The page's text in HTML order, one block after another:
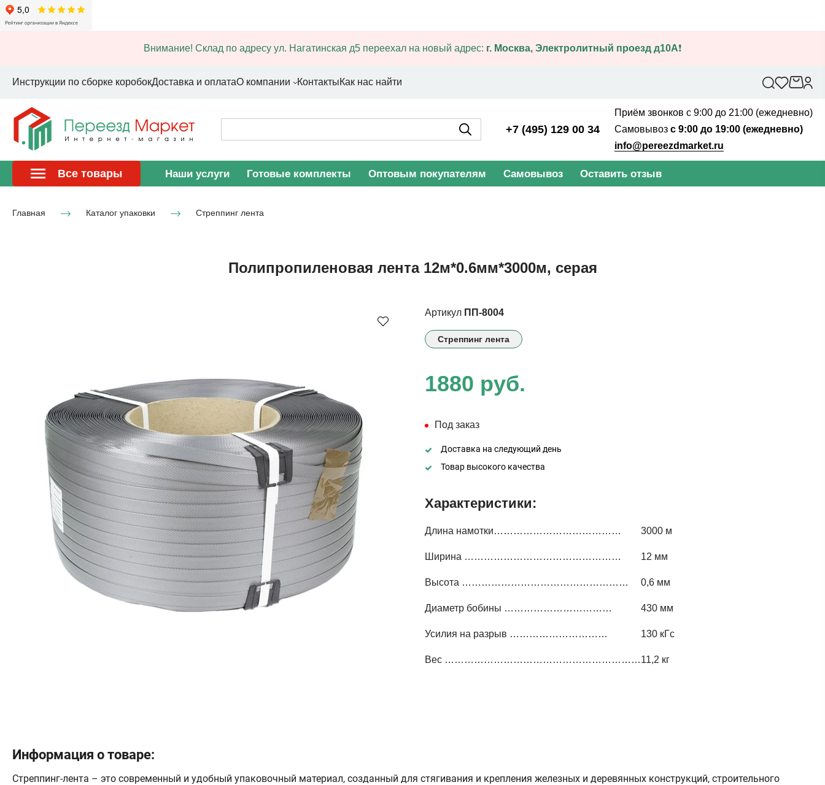
Внимание! Склад по адресу ул. Нагатинская д5 переехал на новый адрес: г. Москва, Электролитный проезд д10А❗
Инструкции по сборке коробокДоставка и оплатаО компании КонтактыКак нас найти
+7 (495) 129 00 34
Приём звонков с 9:00 до 21:00 (ежедневно)
Самовывоз с 9:00 до 19:00 (ежедневно)
info@pereezdmarket.ru
Все товары Наши услуги Готовые комплекты Оптовым покупателям Самовывоз Оставить отзыв
Главная Каталог упаковки Стреппинг лента
Полипропиленовая лента 12м*0.6мм*3000м, серая
Артикул ПП-8004
Стреппинг лента
1880 руб.
Под заказ
Доставка на следующий день
Товар высокого качества
Характеристики:
Длина намотки………………………………… 3000 м
Ширина ………………………………………… 12 мм
Высота …………………………………………… 0,6 мм
Диаметр бобины …………………………… 430 мм
Усилия на разрыв ………………………… 130 кГс
Вес ……………………………………………………11,2 кг
Информация о товаре:
Стреппинг-лента – это современный и удобный упаковочный материал, созданный для стягивания и крепления железных и деревянных конструкций, строительного